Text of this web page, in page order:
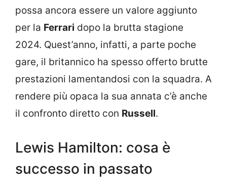
possa ancora essere un valore aggiunto
per la Ferrari dopo la brutta stagione
2024. Quest’anno, infatti, a parte poche
gare, il britannico ha spesso offerto brutte
prestazioni lamentandosi con la squadra. A
rendere più opaca la sua annata c’è anche
il confronto diretto con Russell.
Lewis Hamilton: cosa è
successo in passato